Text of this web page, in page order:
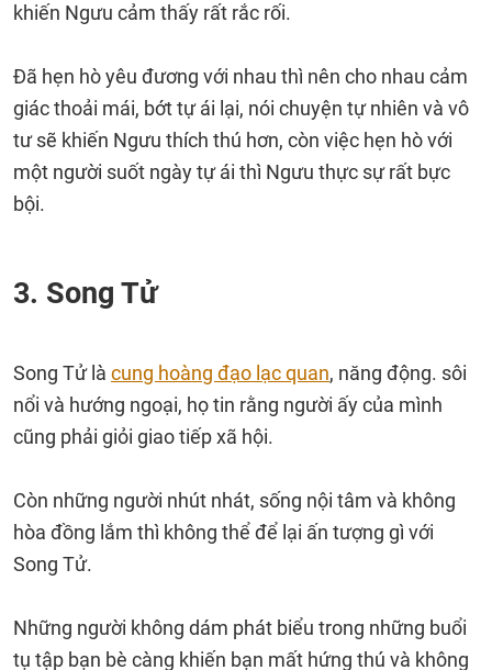
khiến Ngưu cảm thấy rất rắc rối.
Đã hẹn hò yêu đương với nhau thì nên cho nhau cảm
giác thoải mái, bớt tự ái lại, nói chuyện tự nhiên và vô
tư sẽ khiến Ngưu thích thú hơn, còn việc hẹn hò với
một người suốt ngày tự ái thì Ngưu thực sự rất bực
bội.
3. Song Tử
Song Tử là cung hoàng đạo lạc quan, năng động. sôi
nổi và hướng ngoại, họ tin rằng người ấy của mình
cũng phải giỏi giao tiếp xã hội.
Còn những người nhút nhát, sống nội tâm và không
hòa đồng lắm thì không thể để lại ấn tượng gì với
Song Tử.
Những người không dám phát biểu trong những buổi
tụ tập bạn bè càng khiến bạn mất hứng thú và không